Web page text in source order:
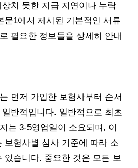
치 못한 지급 지연이나 누락
문1에서 제시된 기본적인 서류
필요한 정보들을 상세히 안내
먼저 가입한 보험사부터 순서
반적입니다. 일반적으로 최초
는 3-5영업일이 소요되며, 이
보험사별 심사 기준에 따라 소
있습니다. 중요한 것은 모든 보